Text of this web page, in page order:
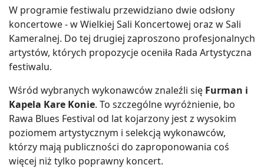
W programie festiwalu przewidziano dwie odsłony
koncertowe - w Wielkiej Sali Koncertowej oraz w Sali
Kameralnej. Do tej drugiej zaproszono profesjonalnych
artystów, których propozycje oceniła Rada Artystyczna
festiwalu.
Wśród wybranych wykonawców znaleźli się Furman i
Kapela Kare Konie. To szczególne wyróżnienie, bo
Rawa Blues Festival od lat kojarzony jest z wysokim
poziomem artystycznym i selekcją wykonawców,
którzy mają publiczności do zaproponowania coś
więcej niż tylko poprawny koncert.